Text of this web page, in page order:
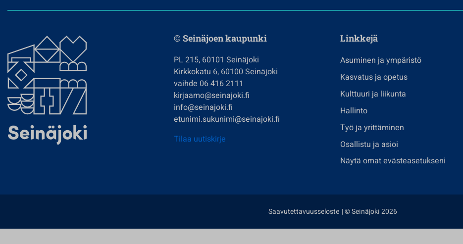
© Seinäjoen kaupunki
PL 215, 60101 Seinäjoki
Kirkkokatu 6, 60100 Seinäjoki
vaihde 06 416 2111
kirjaamo@seinajoki.fi
info@seinajoki.fi
etunimi.sukunimi@seinajoki.fi
Tilaa uutiskirje
Linkkejä
Asuminen ja ympäristö
Kasvatus ja opetus
Kulttuuri ja liikunta
Hallinto
Työ ja yrittäminen
Osallistu ja asioi
Näytä omat evästeasetukseni
Saavutettavuusseloste | © Seinäjoki 2026